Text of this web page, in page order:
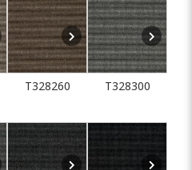
T328260 T328300